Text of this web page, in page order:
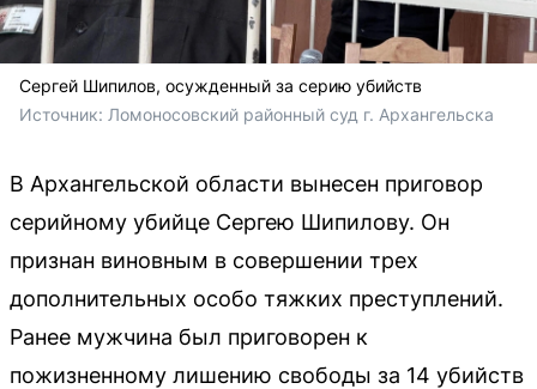
Сергей Шипилов, осужденный за серию убийств
Источник: Ломоносовский районный суд г. Архангельска
В Архангельской области вынесен приговор
серийному убийце Сергею Шипилову. Он
признан виновным в совершении трех
дополнительных особо тяжких преступлений.
Ранее мужчина был приговорен к
пожизненному лишению свободы за 14 убийств